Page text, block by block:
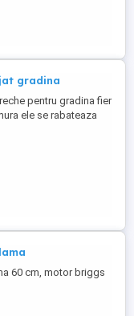
gradina
pentru gradina fier
ele se rabateaza
pot vedea cu
fix!
60 cm, motor briggs